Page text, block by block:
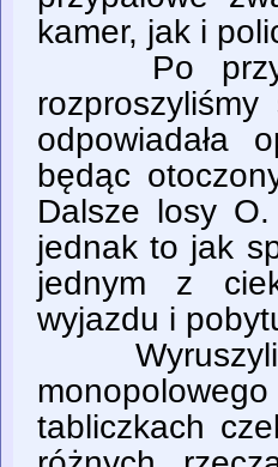
kamer, jak i
Po
odpowiadała
będąc
Dalsze losy
jednak to jak
jednym z
wyjazdu i
tabliczkach